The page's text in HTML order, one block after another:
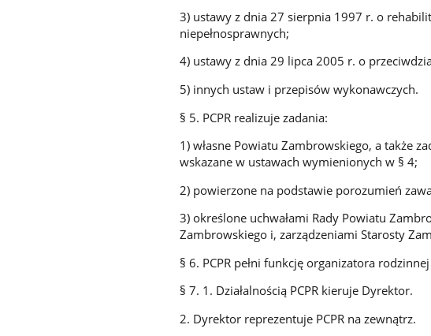
3) ustawy z dnia 27 sierpnia 1997 r. o
niepełnosprawnych;
4) ustawy z dnia 29 lipca 2005 r. o
5) innych ustaw i przepisów wykonawczych.
§ 5. PCPR realizuje zadania:
1) własne Powiatu Zambrowskiego, a także
wskazane w ustawach wymienionych w § 4;
2) powierzone na podstawie porozumień
3) określone uchwałami Rady Powiatu
Zambrowskiego i, zarządzeniami Starosty
§ 6. PCPR pełni funkcję organizatora
§ 7. 1. Działalnością PCPR kieruje Dyrektor.
2. Dyrektor reprezentuje PCPR na zewnątrz.